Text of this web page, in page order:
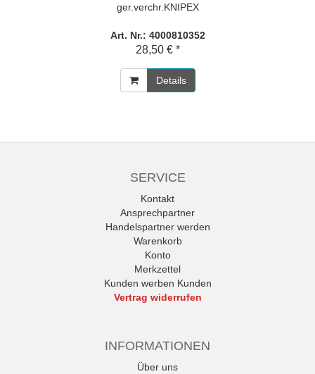
ger.verchr.KNIPEX
Art. Nr.: 4000810352
28,50 € *
Details
SERVICE
Kontakt
Ansprechpartner
Handelspartner werden
Warenkorb
Konto
Merkzettel
Kunden werben Kunden
Vertrag widerrufen
INFORMATIONEN
Über uns